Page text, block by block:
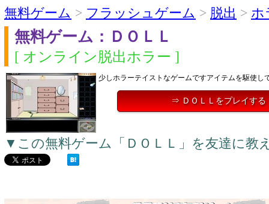
無料ゲーム > フラッシュゲーム > 脱出 > ホ
無料ゲーム：ＤＯＬＬ
[ オンライン脱出ホラー ]
少しホラーテイストなゲームですアイテムを駆使し
⇒ ＤＯＬＬをプレイする
▼この無料ゲーム「ＤＯＬＬ」を友達に教